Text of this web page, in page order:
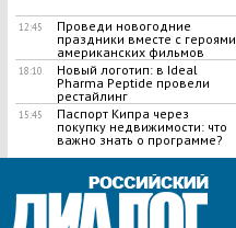
12:45
Проведи новогодние
праздники вместе с героями
американских фильмов
18:10
Новый логотип: в Ideal
Pharma Peptide провели
рестайлинг
15:45
Паспорт Кипра через
покупку недвижимости: что
важно знать о программе?